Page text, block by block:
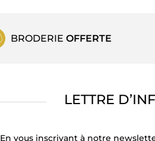
BRODERIE OFFERTE
LETTRE
En vous inscrivant à notre